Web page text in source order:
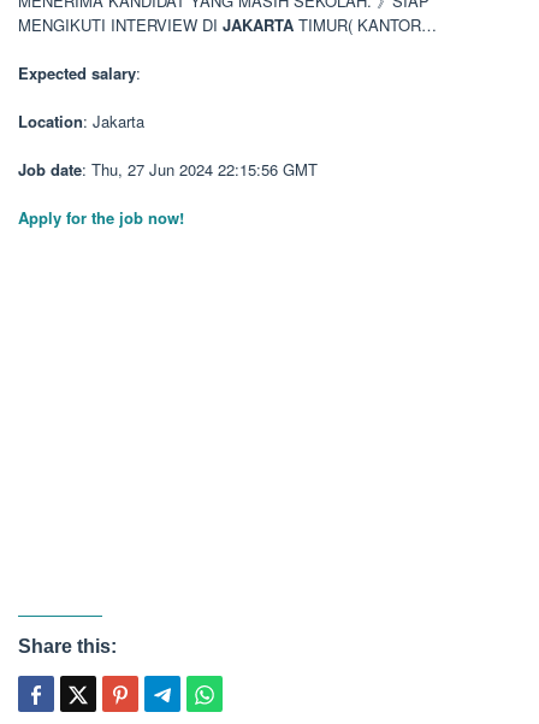
MENGIKUTI INTERVIEW DI JAKARTA TIMUR( KANTOR…
Expected salary:
Location: Jakarta
Job date: Thu, 27 Jun 2024 22:15:56 GMT
Apply for the job now!
Share this: